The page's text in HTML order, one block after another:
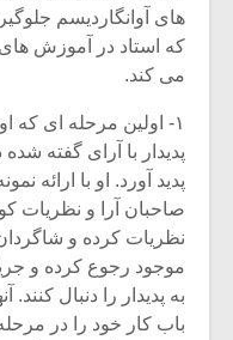
های آوانگاردیسم
که استاد در آموزش
می کند.
۱- اولین مرحله ای که
پدیدار با آرای گفته
پدید آورد. او با ارائه
صاحبان آرا و نظریات
نظریات کرده و شاگردان
موجود رجوع کرده و
به پدیدار را دنبال کنند.
باب کار خود را در